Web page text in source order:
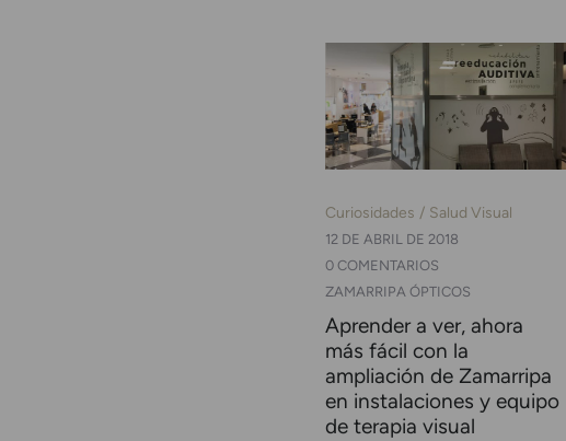
Curiosidades Salud Visual
12 DE ABRIL DE 2018
0 COMENTARIOS
ZAMARRIPA ÓPTICOS
Aprender a ver, ahora
más fácil con la
ampliación de Zamarripa
en instalaciones y equipo
de terapia visual